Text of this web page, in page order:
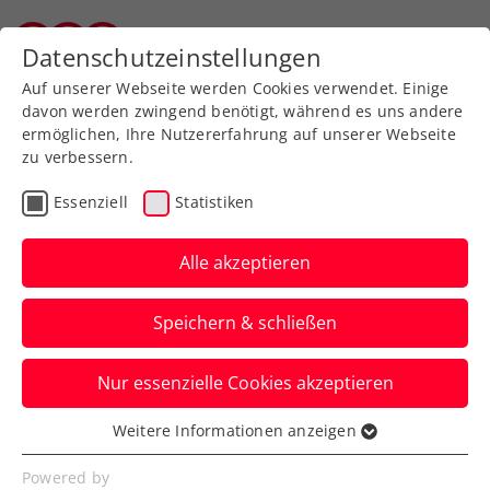
Liga
U10 Bundesfinale: Post
SV sichert sich starken
zweiten Platz
Großer bundesweiter Erfolg für die
Wiener Kids
Verfasst von: Magdalena Kozelsky, 02.10.2024
Datenschutzeinstellungen
Auf unserer Webseite werden Cookies verwendet. Einige
davon werden zwingend benötigt, während es uns andere
ermöglichen, Ihre Nutzererfahrung auf unserer Webseite
zu verbessern.
Essenziell Statistiken
Alle akzeptieren
Speichern & schließen
Nur essenzielle Cookies akzeptieren
Essenziell
Essenzielle Cookies werden für grundlegende
Weitere Informationen anzeigen
Powered by